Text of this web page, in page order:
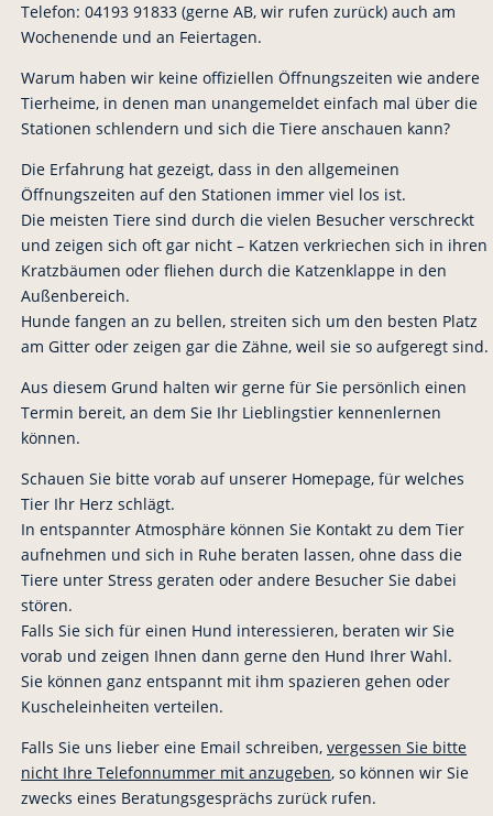
Telefon: 04193 91833 (gerne AB, wir rufen zurück) auch am
Wochenende und an Feiertagen.
Warum haben wir keine offiziellen Öffnungszeiten wie andere
Tierheime, in denen man unangemeldet einfach mal über die
Stationen schlendern und sich die Tiere anschauen kann?
Die Erfahrung hat gezeigt, dass in den allgemeinen
Öffnungszeiten auf den Stationen immer viel los ist.
Die meisten Tiere sind durch die vielen Besucher verschreckt
und zeigen sich oft gar nicht – Katzen verkriechen sich in ihren
Kratzbäumen oder fliehen durch die Katzenklappe in den
Außenbereich.
Hunde fangen an zu bellen, streiten sich um den besten Platz
am Gitter oder zeigen gar die Zähne, weil sie so aufgeregt sind.
Aus diesem Grund halten wir gerne für Sie persönlich einen
Termin bereit, an dem Sie Ihr Lieblingstier kennenlernen
können.
Schauen Sie bitte vorab auf unserer Homepage, für welches
Tier Ihr Herz schlägt.
In entspannter Atmosphäre können Sie Kontakt zu dem Tier
aufnehmen und sich in Ruhe beraten lassen, ohne dass die
Tiere unter Stress geraten oder andere Besucher Sie dabei
stören.
Falls Sie sich für einen Hund interessieren, beraten wir Sie
vorab und zeigen Ihnen dann gerne den Hund Ihrer Wahl.
Sie können ganz entspannt mit ihm spazieren gehen oder
Kuscheleinheiten verteilen.
Falls Sie uns lieber eine Email schreiben, vergessen Sie bitte
nicht Ihre Telefonnummer mit anzugeben, so können wir Sie
zwecks eines Beratungsgesprächs zurück rufen.